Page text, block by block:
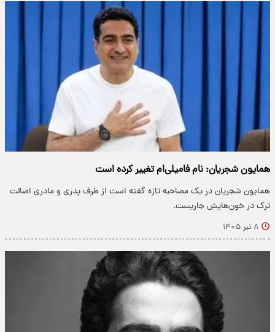
همایون شجریان: نام فامیلی‌ام تغییر کرده است
همایون شجریان در یک مصاحبه تازه گفته است از طرف پدری و مادری اصالت
ترک در خون‌هایش جاریست.
۸ تیر ۱۴۰۵